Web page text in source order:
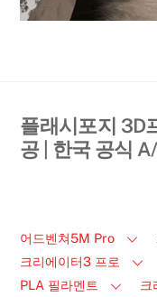
플래시포지 3D
공 | 한국 공식
어드벤쳐5M Pro
크리에이터3 프로
PLA 필라멘트
크